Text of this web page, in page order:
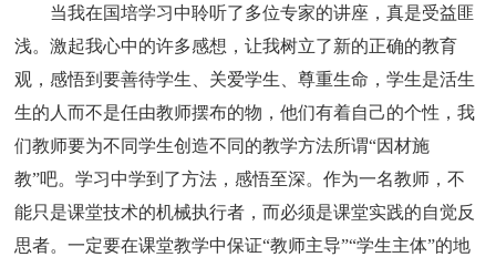
当我在国培学习中聆听了多位专家的讲座，真是受益匪
浅。激起我心中的许多感想，让我树立了新的正确的教育
观，感悟到要善待学生、关爱学生、尊重生命，学生是活生
生的人而不是任由教师摆布的物，他们有着自己的个性，我
们教师要为不同学生创造不同的教学方法所谓“因材施
教”吧。学习中学到了方法，感悟至深。作为一名教师，不
能只是课堂技术的机械执行者，而必须是课堂实践的自觉反
思者。一定要在课堂教学中保证“教师主导”“学生主体”的地